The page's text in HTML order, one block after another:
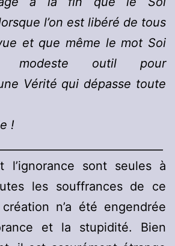
l’on est libéré de tous
et que même le mot Soi
modeste outil pour
Vérité qui dépasse toute
!
l’ignorance sont seules à
les souffrances de ce
n’a été engendrée
et la stupidité. Bien